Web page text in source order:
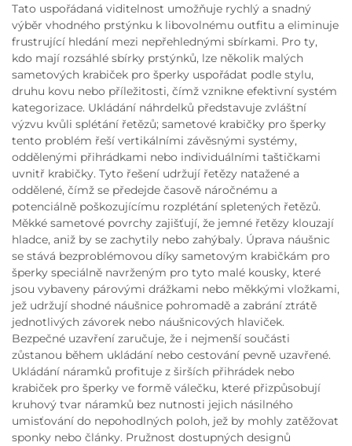
Tato uspořádaná viditelnost umožňuje rychlý a snadný
výběr vhodného prstýnku k libovolnému outfitu a eliminuje
frustrující hledání mezi nepřehlednými sbírkami. Pro ty,
kdo mají rozsáhlé sbírky prstýnků, lze několik malých
sametových krabiček pro šperky uspořádat podle stylu,
druhu kovu nebo příležitosti, čímž vznikne efektivní systém
kategorizace. Ukládání náhrdelků představuje zvláštní
výzvu kvůli splétání řetězů; sametové krabičky pro šperky
tento problém řeší vertikálními závěsnými systémy,
oddělenými přihrádkami nebo individuálními taštičkami
uvnitř krabičky. Tyto řešení udržují řetězy natažené a
oddělené, čímž se předejde časově náročnému a
potenciálně poškozujícímu rozplétání spletených řetězů.
Měkké sametové povrchy zajišťují, že jemné řetězy klouzají
hladce, aniž by se zachytily nebo zahýbaly. Úprava náušnic
se stává bezproblémovou díky sametovým krabičkám pro
šperky speciálně navrženým pro tyto malé kousky, které
jsou vybaveny párovými drážkami nebo měkkými vložkami,
jež udržují shodné náušnice pohromadě a zabrání ztrátě
jednotlivých závorek nebo náušnicových hlaviček.
Bezpečné uzavření zaručuje, že i nejmenší součásti
zůstanou během ukládání nebo cestování pevně uzavřené.
Ukládání náramků profituje z širších přihrádek nebo
krabiček pro šperky ve formě válečku, které přizpůsobují
kruhový tvar náramků bez nutnosti jejich násilného
umisťování do nepohodlných poloh, jež by mohly zatěžovat
sponky nebo články. Pružnost dostupných designů